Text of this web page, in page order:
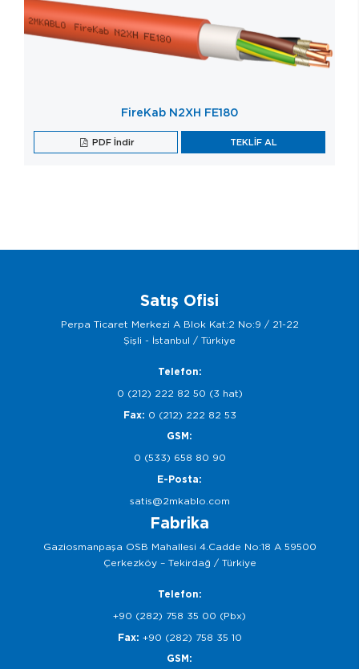
FireKab N2XH FE180
PDF İndir TEKLİF AL
Satış Ofisi
Perpa Ticaret Merkezi A Blok Kat:2 No:9 / 21-22
Şişli - İstanbul / Türkiye
Telefon:
0 (212) 222 82 50 (3 hat)
Fax: 0 (212) 222 82 53
GSM:
0 (533) 658 80 90
E-Posta:
satis@2mkablo.com
Fabrika
Gaziosmanpaşa OSB Mahallesi 4.Cadde No:18 A 59500
Çerkezköy – Tekirdağ / Türkiye
Telefon:
+90 (282) 758 35 00 (Pbx)
Fax: +90 (282) 758 35 10
GSM: